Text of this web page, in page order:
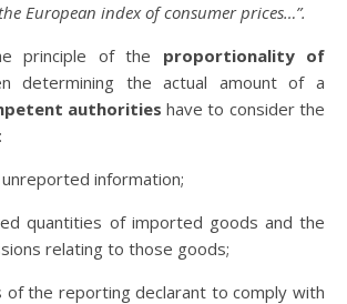
European index of consumer prices…”.
principle of the proportionality of
determining the actual amount of a
authorities have to consider the
information;
quantities of imported goods and the
relating to those goods;
of the reporting declarant to comply with